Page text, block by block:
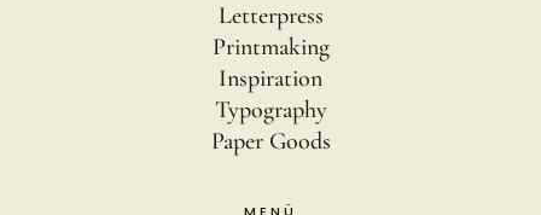
Letterpress
Printmaking
Inspiration
Typography
Paper Goods